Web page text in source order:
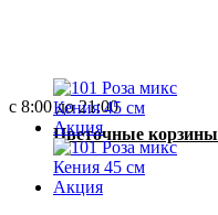
Цветочные корзины
с 8:00 до 21:00